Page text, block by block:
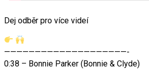
Dej odběr pro více videí
————————————————————-
0:38 – Bonnie Parker (Bonnie & Clyde)